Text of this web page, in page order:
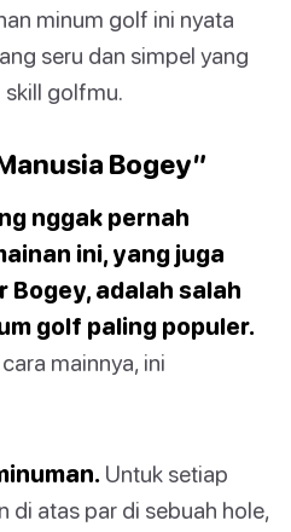
minum golf ini nyata
seru dan simpel yang
skill golfmu.
Bogey”
nggak pernah
ini, yang juga
Bogey, adalah salah
golf paling populer.
mainnya, ini
Untuk setiap
di atas par di sebuah hole,